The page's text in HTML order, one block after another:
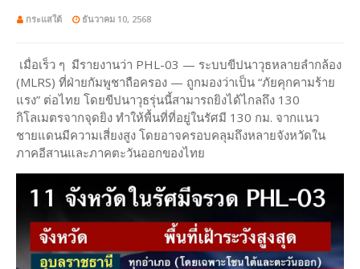
กระแสใต้ ธันวาคม 10, 2568
เมื่อเร็ว ๆ มีรายงานว่า PHL-03 — ระบบขีปนาวุธหลายลำกล้อง
(MLRS) ที่ฝ่ายกัมพูชาถือครอง — ถูกมองว่าเป็น “ภัยคุกคามร้าย
แรง” ต่อไทย โดยขีปนาวุธรุ่นนี้สามารถยิงได้ไกลถึง 130
กิโลเมตรจากจุดยิง ทำให้พื้นที่ที่อยู่ในรัศมี 130 กม. จากแนว
ชายแดนมีความเสี่ยงสูง โดยอาจครอบคลุมถึงหลายจังหวัดใน
ภาคอีสานและภาคตะวันออกของไทย